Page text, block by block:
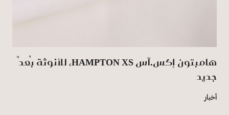
هامبتون إكس.آس HAMPTON XS، للأنوثة بُعدٌ
جديد
أخبار